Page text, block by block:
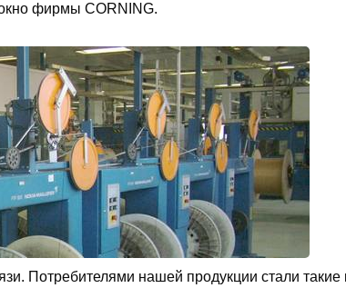
фирмы CORNING.
Потребителями нашей продукции стали